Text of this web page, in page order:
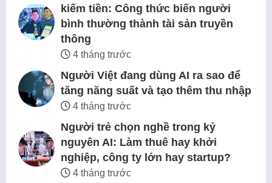
kiếm tiền: Công thức biến người
bình thường thành tài sản truyền
thông
4 tháng trước
Người Việt đang dùng AI ra sao để
tăng năng suất và tạo thêm thu nhập
4 tháng trước
Người trẻ chọn nghề trong kỷ
nguyên AI: Làm thuê hay khởi
nghiệp, công ty lớn hay startup?
4 tháng trước